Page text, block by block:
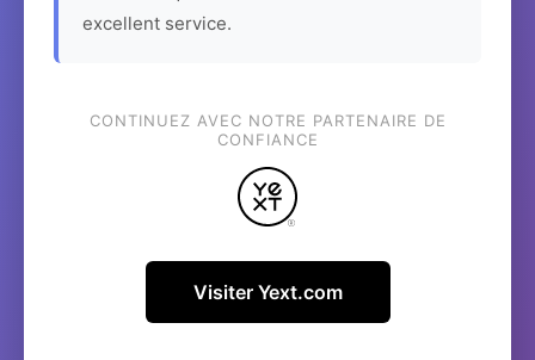
excellent service.
CONTINUEZ AVEC NOTRE PARTENAIRE DE
CONFIANCE
Visiter Yext.com